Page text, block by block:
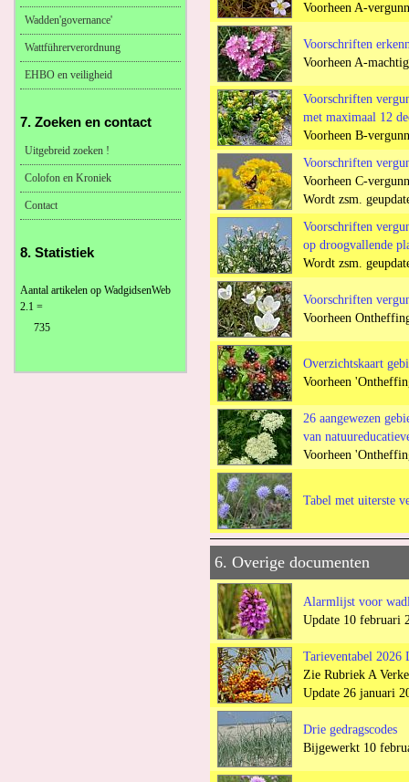
Voorheen A-
Voorschriften
Voorheen A-
Voorschriften
met maximaal 12
Voorheen B-
Voorschriften
Voorheen C-
Wordt zsm.
Voorschriften
op droogvallende
Wordt zsm.
Voorschriften
Voorheen
Overzichtskaart
Voorheen
26 aangewezen
van
Voorheen
Tabel met uiterste
6. Overige documenten
Alarmlijst voor
Update 10 februari
Tarieventabel 2026
Zie Rubriek A
Update 26 januari
Drie gedragscodes
Bijgewerkt 10
Wadden'governance'
Wattführerverordnung
EHBO en veiligheid
7. Zoeken en contact
Uitgebreid zoeken !
Colofon en Kroniek
Contact
8. Statistiek
Aantal artikelen op WadgidsenWeb
2.1 =
735